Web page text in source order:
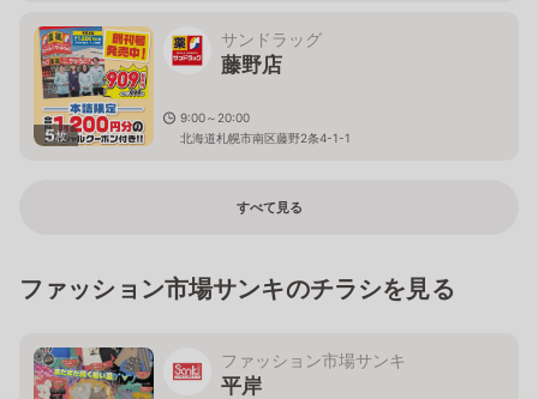
5枚
サンドラッグ
藤野店
9:00～20:00
北海道札幌市南区藤野2条4-1-1
すべて見る
ファッション市場サンキのチラシを見る
ファッション市場サンキ
平岸